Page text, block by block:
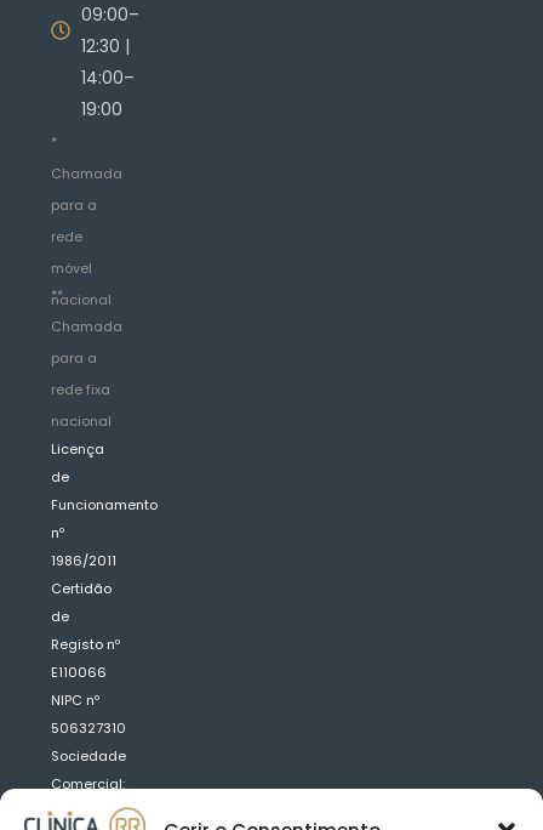
09:00–
12:30 |
14:00–
19:00
*
Chamada
para a
rede
móvel
nacional
**
Chamada
para a
rede fixa
nacional
Licença
de
Funcionamento
nº
1986/2011
Certidão
de
Registo nº
E110066
NIPC nº
506327310
Sociedade
Comercial:
Clínica